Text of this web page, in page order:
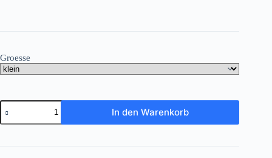
Groesse
Das
Sierpinski-
Tetraeder
In den Warenkorb